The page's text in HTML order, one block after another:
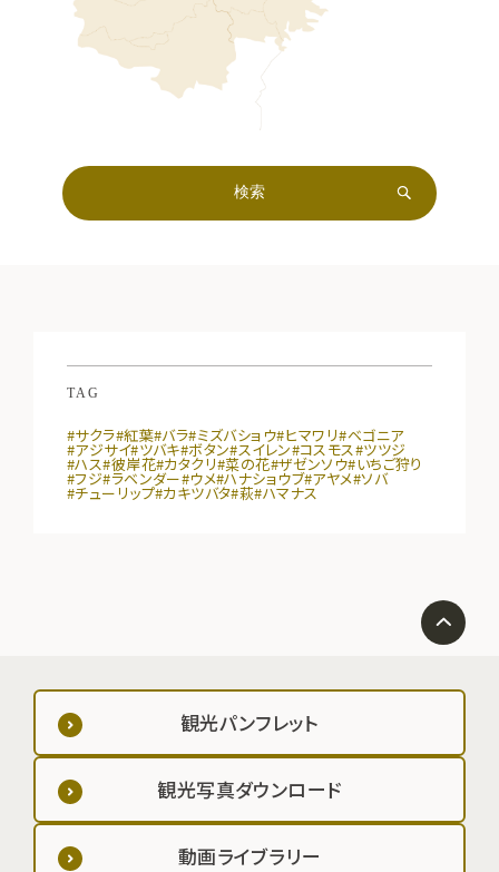
TAG
#サクラ#紅葉#バラ#ミズバショウ#ヒマワリ#ベゴニア
#アジサイ#ツバキ#ボタン#スイレン#コスモス#ツツジ
#ハス#彼岸花#カタクリ#菜の花#ザゼンソウ#いちご狩り
#フジ#ラベンダー#ウメ#ハナショウブ#アヤメ#ソバ
#チューリップ#カキツバタ#萩#ハマナス
観光パンフレット
観光写真ダウンロード
動画ライブラリー